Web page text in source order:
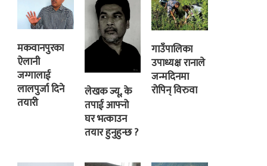
मकवानपुरका
ऐलानी
जग्गालाई
लालपुर्जा दिने
तयारी
लेखक ज्यू, के
तपाई आफ्नो
घर भत्काउन
तयार हुनुहुन्छ ?
गाउँपालिका
उपाध्यक्ष रानाले
जन्मदिनमा
रोपिन् विरुवा